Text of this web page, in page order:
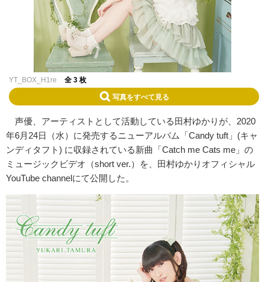
YT_BOX_H1re 全 3 枚
写真をすべて見る
声優、アーティストとして活動している田村ゆかりが、2020
年6月24日（水）に発売するニューアルバム「Candy tuft」(キャ
ンディタフト) に収録されている新曲「Catch me Cats me」の
ミュージックビデオ（short ver.）を、田村ゆかりオフィシャル
YouTube channelにて公開した。